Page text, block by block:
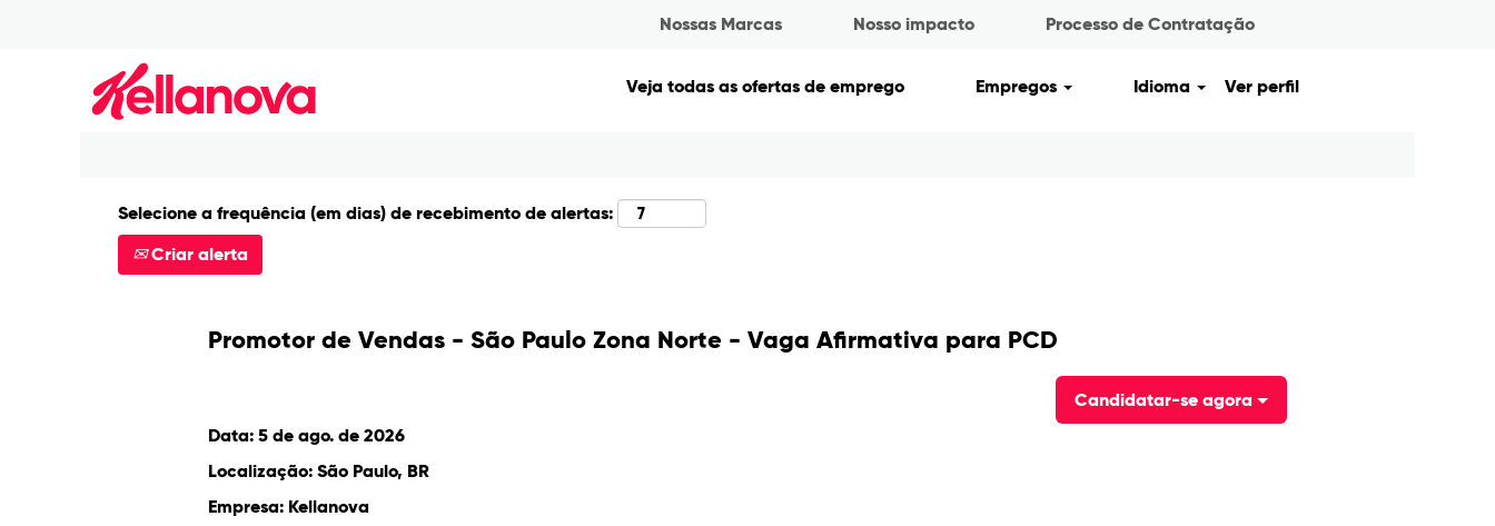
Nossas Marcas Nosso impacto Processo de Contratação
Veja todas as ofertas de emprego Empregos Idioma Ver perfil
Mostrar mais opções
Selecione a frequência (em dias) de recebimento de alertas:
Criar alerta
Promotor de Vendas - São Paulo Zona Norte - Vaga Afirmativa para PCD
Candidatar-se agora
Data: 5 de ago. de 2026
Localização: São Paulo, BR
Empresa: Kellanova